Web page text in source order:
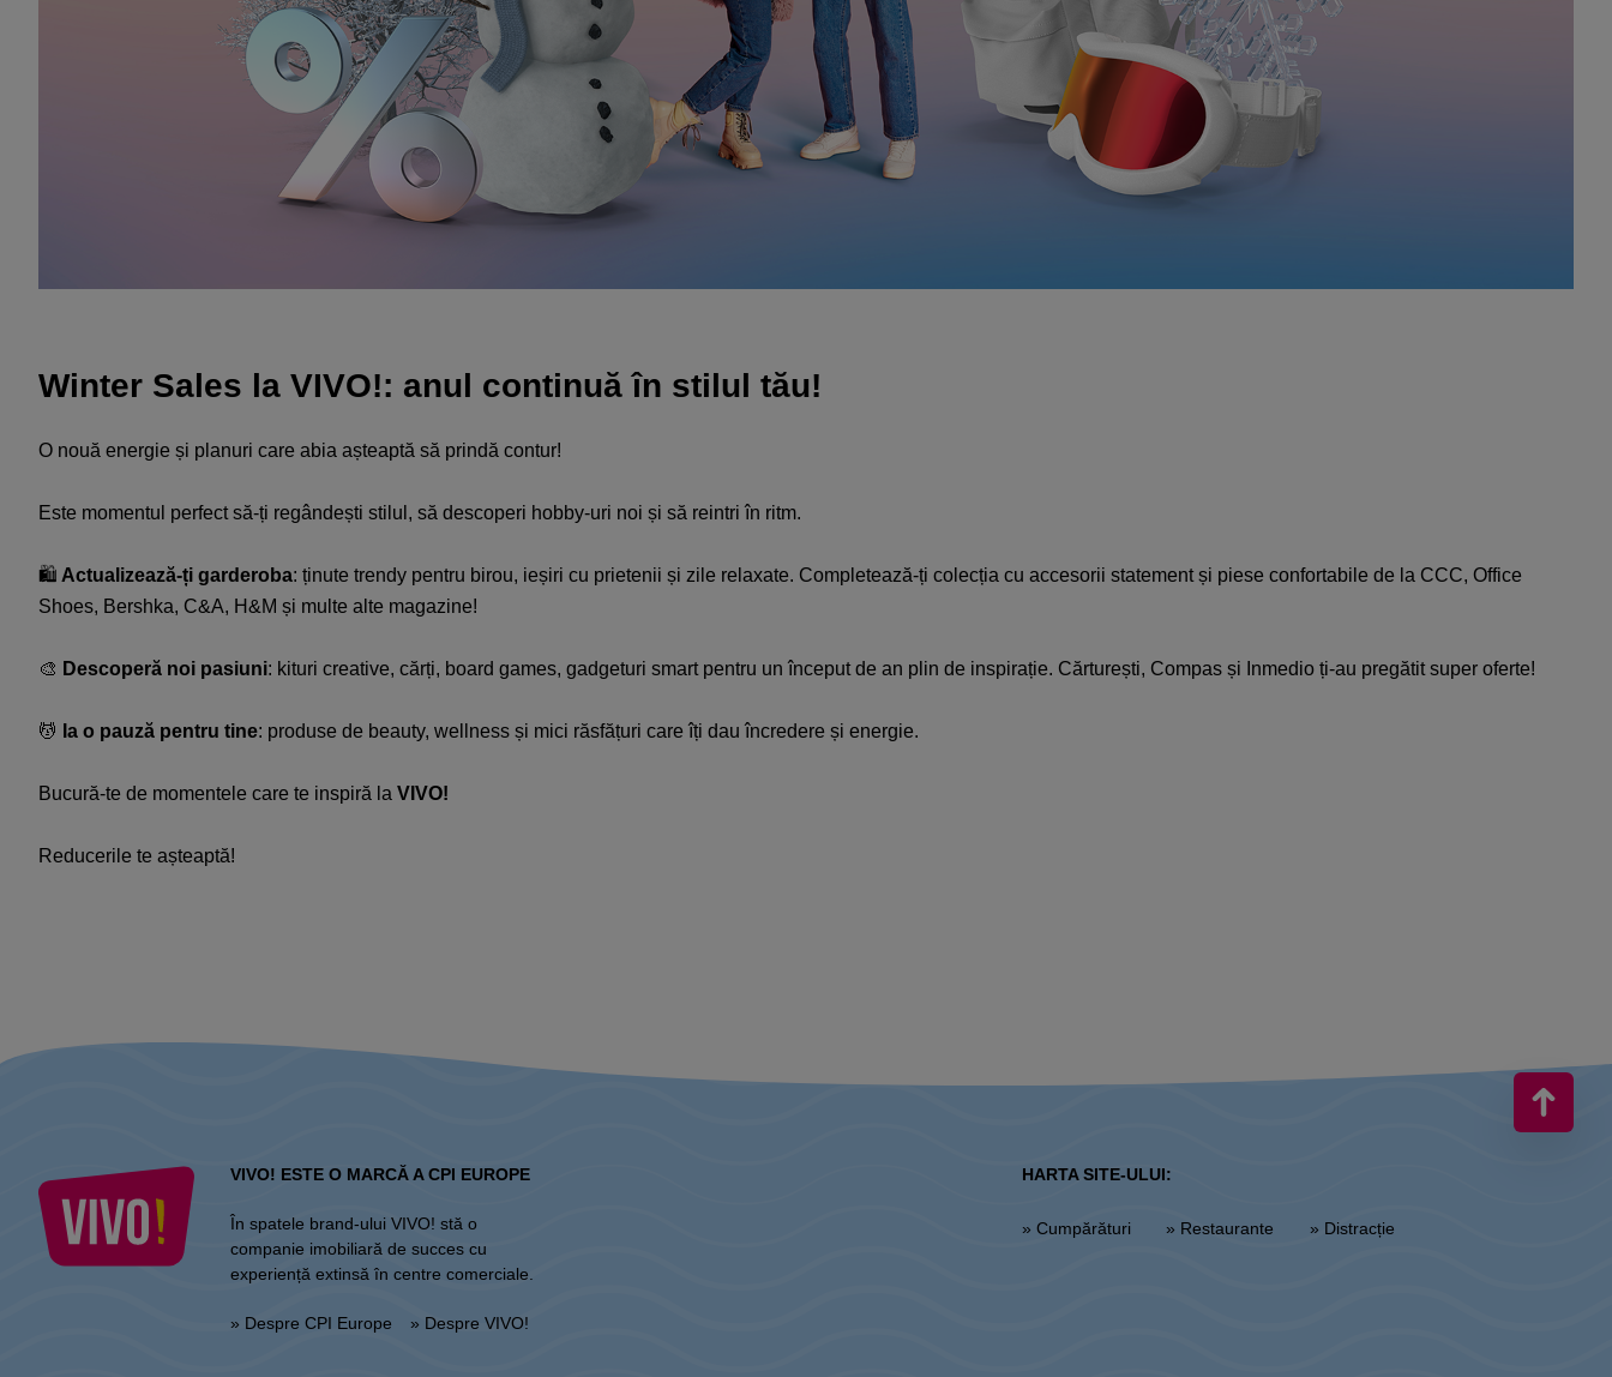
Winter Sales la VIVO!: anul continuă în stilul tău!​
O nouă energie și planuri care abia așteaptă să prindă contur! ​
Este momentul perfect să-ți regândești stilul, să descoperi hobby-uri noi și să reintri în ritm.​
🛍️ Actualizează-ți garderoba: ținute trendy pentru birou, ieșiri cu prietenii și zile relaxate. Completează-ți colecția cu accesorii statement și piese confortabile de la CCC, Office
Shoes, Bershka, C&A, H&M și multe alte magazine!​
🎨 Descoperă noi pasiuni: kituri creative, cărți, board games, gadgeturi smart pentru un început de an plin de inspirație. Cărturești, Compas și Inmedio ți-au pregătit super oferte!​
💆 Ia o pauză pentru tine: produse de beauty, wellness și mici răsfățuri care îți dau încredere și energie.​
Bucură-te de momentele care te inspiră la VIVO!​
Reducerile te așteaptă!​
VIVO! ESTE O MARCĂ A CPI EUROPE
În spatele brand-ului VIVO! stă o
companie imobiliară de succes cu
experiență extinsă în centre comerciale.
» Despre CPI Europe » Despre VIVO!
HARTA SITE-ULUI:
» Cumpărături » Restaurante » Distracție